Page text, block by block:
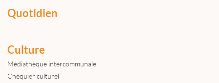
Quotidien
Culture
Médiathèque intercommunale
Chéquier culturel